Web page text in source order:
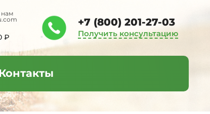
₽
+7 (800) 201-27-03
Получить консультацию